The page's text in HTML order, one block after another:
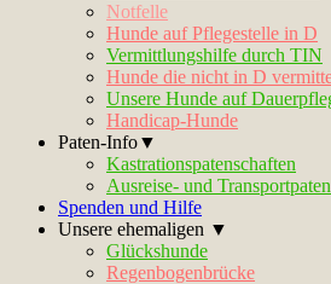
Notfelle
Hunde auf Pflegestelle in D
Vermittlungshilfe durch TIN
Hunde die nicht in D
Unsere Hunde auf
Handicap-Hunde
Paten-Info▼
Kastrationspatenschaften
Ausreise- und
Spenden und Hilfe
Unsere ehemaligen ▼
Glückshunde
Regenbogenbrücke